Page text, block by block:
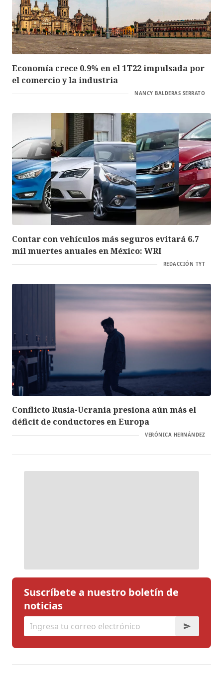
Economía crece 0.9% en el 1T22 impulsada por
el comercio y la industria
NANCY BALDERAS SERRATO
Contar con vehículos más seguros evitará 6.7
mil muertes anuales en México: WRI
REDACCIÓN TYT
Conflicto Rusia-Ucrania presiona aún más el
déficit de conductores en Europa
VERÓNICA HERNÁNDEZ
Suscríbete a nuestro boletín de
noticias